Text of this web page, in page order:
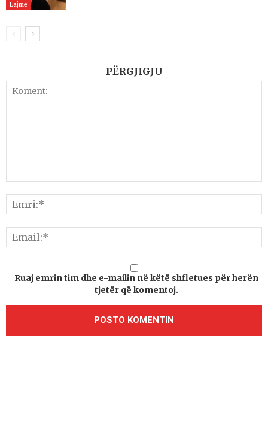
Lajme
PËRGJIGJU
Ruaj emrin tim dhe e-mailin në këtë shfletues për herën
tjetër që komentoj.